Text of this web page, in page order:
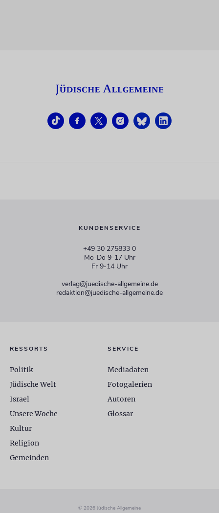
KUNDENSERVICE
+49 30 275833 0
Mo-Do 9-17 Uhr
Fr 9-14 Uhr
verlag@juedische-allgemeine.de
redaktion@juedische-allgemeine.de
RESSORTS
Politik
Jüdische Welt
Israel
Unsere Woche
Kultur
Religion
Gemeinden
SERVICE
Mediadaten
Fotogalerien
Autoren
Glossar
© 2026 Jüdische Allgemeine